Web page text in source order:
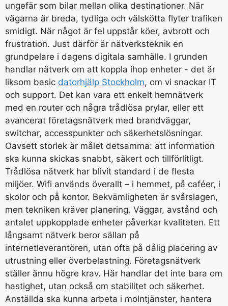
ungefär som bilar mellan olika destinationer. När
vägarna är breda, tydliga och välskötta flyter trafiken
smidigt. När något är fel uppstår köer, avbrott och
frustration. Just därför är nätverksteknik en
grundpelare i dagens digitala samhälle. I grunden
handlar nätverk om att koppla ihop enheter - det är
liksom basic datorhjälp Stockholm, om vi snackar IT
och support. Det kan vara ett enkelt hemnätverk
med en router och några trådlösa prylar, eller ett
avancerat företagsnätverk med brandväggar,
switchar, accesspunkter och säkerhetslösningar.
Oavsett storlek är målet detsamma: att information
ska kunna skickas snabbt, säkert och tillförlitligt.
Trådlösa nätverk har blivit standard i de flesta
miljöer. Wifi används överallt – i hemmet, på caféer, i
skolor och på kontor. Bekvämligheten är svårslagen,
men tekniken kräver planering. Väggar, avstånd och
antalet uppkopplade enheter påverkar kvaliteten. Ett
långsamt nätverk beror sällan på
internetleverantören, utan ofta på dålig placering av
utrustning eller överbelastning. Företagsnätverk
ställer ännu högre krav. Här handlar det inte bara om
hastighet, utan också om stabilitet och säkerhet.
Anställda ska kunna arbeta i molntjänster, hantera